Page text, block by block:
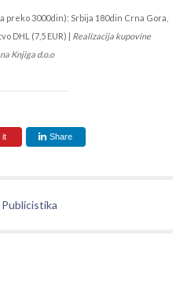
3000din): Srbija 180din Crna Gora,
DHL (7,5 EUR) | Realizacija kupovine
Knjiga d.o.o
it Share
Publicistika